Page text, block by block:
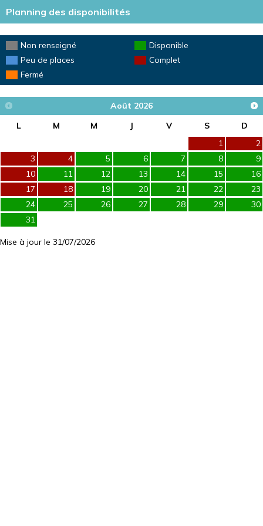
Planning des disponibilités
Non renseigné
Disponible
Peu de places
Complet
Fermé
Août 2026
L
M M J V S
D
1
2
3
4 5 6 7 8
9
10
11 12 13 14 15
16
17
18 19 20 21 22
23
24
25 26 27 28 29
30
31
Mise à jour le 31/07/2026